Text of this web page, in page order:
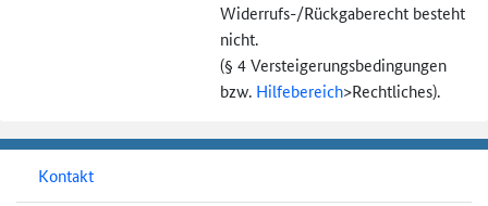
Widerrufs-/Rückgaberecht besteht
nicht.
(§ 4 Versteigerungs­bedingungen
bzw. Hilfebereich>Rechtliches).
Kontakt